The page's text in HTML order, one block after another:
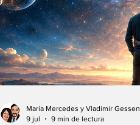
María Mercedes y Vladimir Gessen
9 jul
9 min de lectura